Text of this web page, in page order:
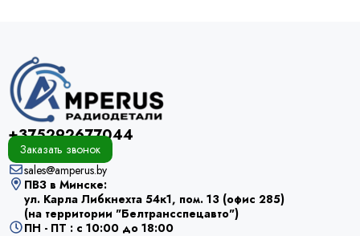
+375292677044
Заказать звонок
sales@amperus.by
ПВЗ в Минске:
ул. Карла Либкнехта 54к1, пом. 13 (офис 285)
(на территории "Белтрансспецавто")
ПН - ПТ : с 10:00 до 18:00